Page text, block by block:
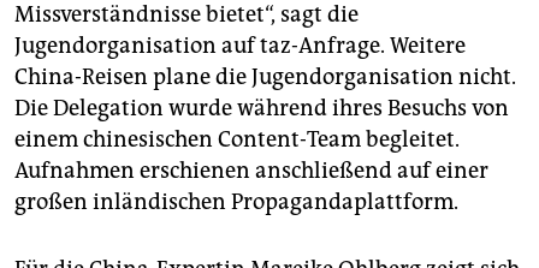
Missverständnisse bietet“, sagt die
Jugendorganisation auf taz-Anfrage. Weitere
China-Reisen plane die Jugendorganisation nicht.
Die Delegation wurde während ihres Besuchs von
einem chinesischen Content-Team begleitet.
Aufnahmen erschienen anschließend auf einer
großen inländischen Propagandaplattform.